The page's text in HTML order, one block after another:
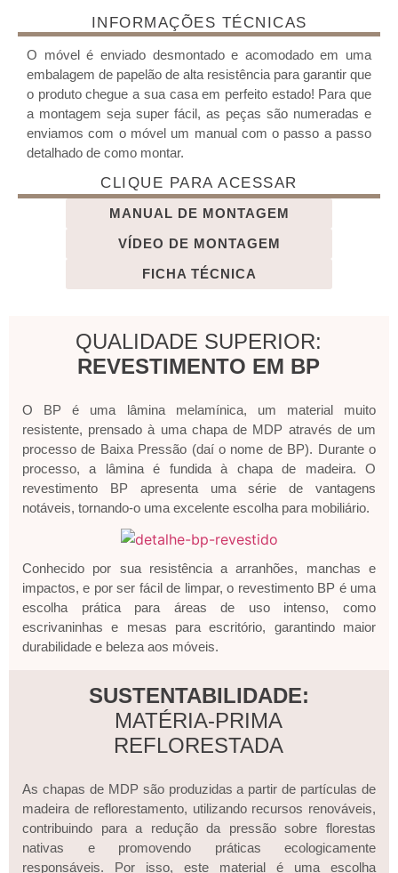
INFORMAÇÕES TÉCNICAS
O móvel é enviado desmontado e acomodado em uma
embalagem de papelão de alta resistência para garantir que
o produto chegue a sua casa em perfeito estado! Para que
a montagem seja super fácil, as peças são numeradas e
enviamos com o móvel um manual com o passo a passo
detalhado de como montar.
CLIQUE PARA ACESSAR
MANUAL DE MONTAGEM
VÍDEO DE MONTAGEM
FICHA TÉCNICA
QUALIDADE SUPERIOR:
REVESTIMENTO EM BP
O BP é uma lâmina melamínica, um material muito
resistente, prensado à uma chapa de MDP através de um
processo de Baixa Pressão (daí o nome de BP). Durante o
processo, a lâmina é fundida à chapa de madeira. O
revestimento BP apresenta uma série de vantagens
notáveis, tornando-o uma excelente escolha para mobiliário.
Conhecido por sua resistência a arranhões, manchas e
impactos, e por ser fácil de limpar, o revestimento BP é uma
escolha prática para áreas de uso intenso, como
escrivaninhas e mesas para escritório, garantindo maior
durabilidade e beleza aos móveis.
SUSTENTABILIDADE:
MATÉRIA-PRIMA
REFLORESTADA
As chapas de MDP são produzidas a partir de partículas de
madeira de reflorestamento, utilizando recursos renováveis,
contribuindo para a redução da pressão sobre florestas
nativas e promovendo práticas ecologicamente
responsáveis. Por isso, este material é uma escolha